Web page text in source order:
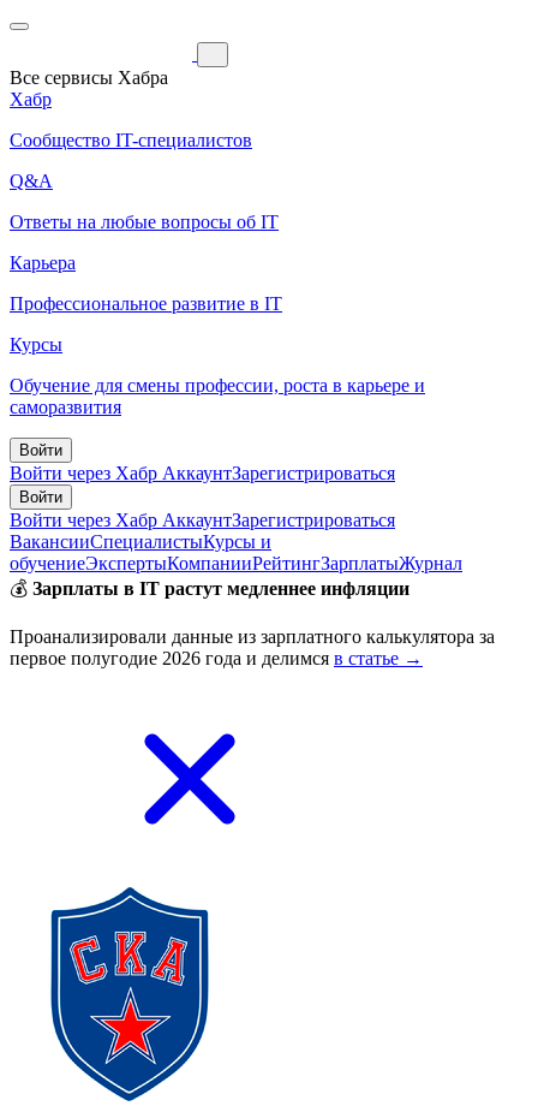
Все сервисы Хабра
Хабр
Сообщество IT-специалистов
Q&A
Ответы на любые вопросы об IT
Карьера
Профессиональное развитие в IT
Курсы
Обучение для смены профессии, роста в карьере и
саморазвития
Войти
Войти через Хабр АккаунтЗарегистрироваться
Войти
Войти через Хабр АккаунтЗарегистрироваться
ВакансииСпециалистыКурсы и
обучениеЭкспертыКомпанииРейтингЗарплатыЖурнал
💰 Зарплаты в IT растут медленнее инфляции
Проанализировали данные из зарплатного калькулятора за
первое полугодие 2026 года и делимся в статье →